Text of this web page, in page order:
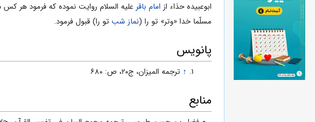
ابوعبیده حذاء از امام باقر علیه السلام روایت نموده که فرمود هر کس
مسلّما خدا «وتر» تو را (نماز شب تو را) قبول فرمود.
پانویس
↑ ترجمه المیزان، ج‌۲۰، ص: ۶۸۰
منابع